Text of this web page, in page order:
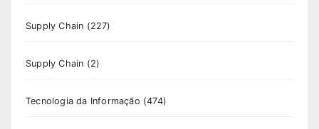
Supply Chain (227)
Supply Chain (2)
Tecnologia da Informação (474)